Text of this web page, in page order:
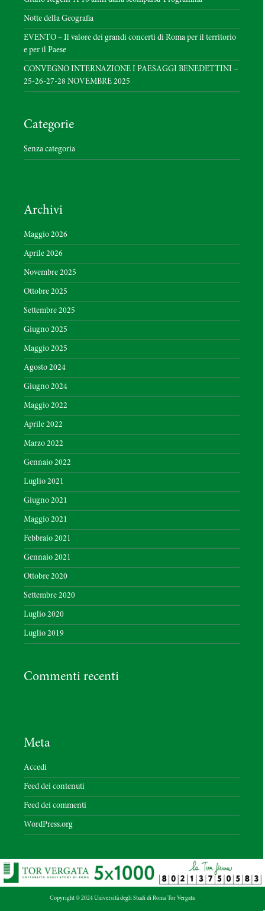
Notte della Geografia
EVENTO – Il valore dei grandi concerti di Roma per il territorio
e per il Paese
CONVEGNO INTERNAZIONE I PAESAGGI BENEDETTINI –
25-26-27-28 NOVEMBRE 2025
Categorie
Senza categoria
Archivi
Maggio 2026
Aprile 2026
Novembre 2025
Ottobre 2025
Settembre 2025
Giugno 2025
Maggio 2025
Agosto 2024
Giugno 2024
Maggio 2022
Aprile 2022
Marzo 2022
Gennaio 2022
Luglio 2021
Giugno 2021
Maggio 2021
Febbraio 2021
Gennaio 2021
Ottobre 2020
Settembre 2020
Luglio 2020
Luglio 2019
Commenti recenti
Meta
Accedi
Feed dei contenuti
Feed dei commenti
WordPress.org
Copyright © 2024 Università degli Studi di Roma Tor Vergata